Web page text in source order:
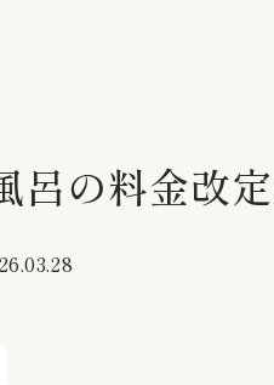
呂の料金改